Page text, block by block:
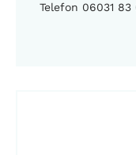
Telefon 06031 83